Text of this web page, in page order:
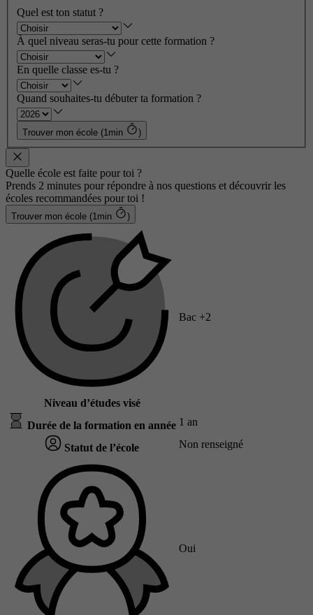
Quel est ton statut ?
À quel niveau seras-tu pour cette formation ?
En quelle classe es-tu ?
Quand souhaites-tu débuter ta formation ?
Trouver mon école (1min )
Quelle école est faite pour toi ?
Prends 2 minutes pour répondre à nos questions et découvrir les
écoles recommandées pour toi !
Trouver mon école (1min )
Niveau d’études visé
Bac +2
Durée de la formation en année 1 an
Statut de l’école Non renseigné
Oui